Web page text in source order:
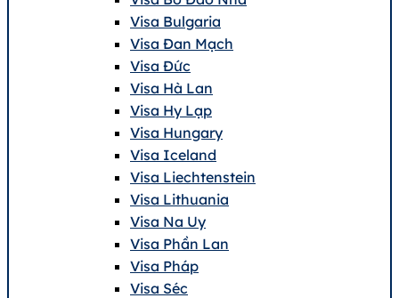
Visa Bulgaria
Visa Đan Mạch
Visa Đức
Visa Hà Lan
Visa Hy Lạp
Visa Hungary
Visa Iceland
Visa Liechtenstein
Visa Lithuania
Visa Na Uy
Visa Phần Lan
Visa Pháp
Visa Séc